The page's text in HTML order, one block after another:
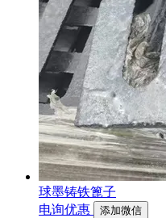
球墨铸铁篦子
电询优惠
添加微信